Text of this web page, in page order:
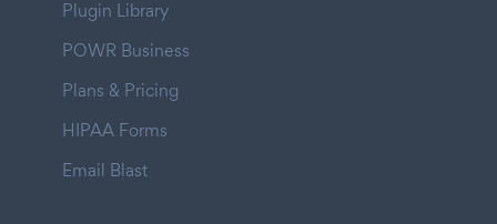
Plugin Library
POWR Business
Plans & Pricing
HIPAA Forms
Email Blast